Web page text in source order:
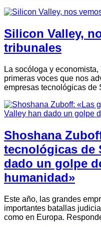
Silicon Valley,
tribunales
La socóloga y
primeras voces que nos
empresas tecnológicas
Shoshana
tecnológicas de
dado un golpe
humanidad»
Este año, las grandes
importantes batallas
como en Europa.